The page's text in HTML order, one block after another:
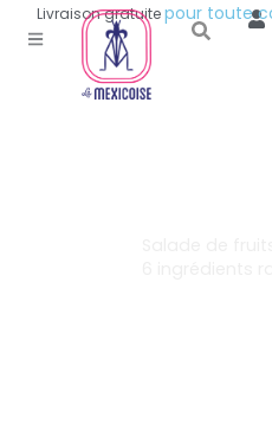
Livraisongratuitepour toute c